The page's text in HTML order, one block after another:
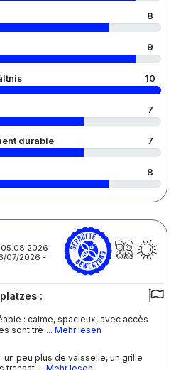
8
9
10
7
durable 7
8
07/2026 -
:
: calme, spacieux, avec accès
sont trè ... Mehr lesen
un peu plus de vaisselle, un grille
transat ... Mehr lesen